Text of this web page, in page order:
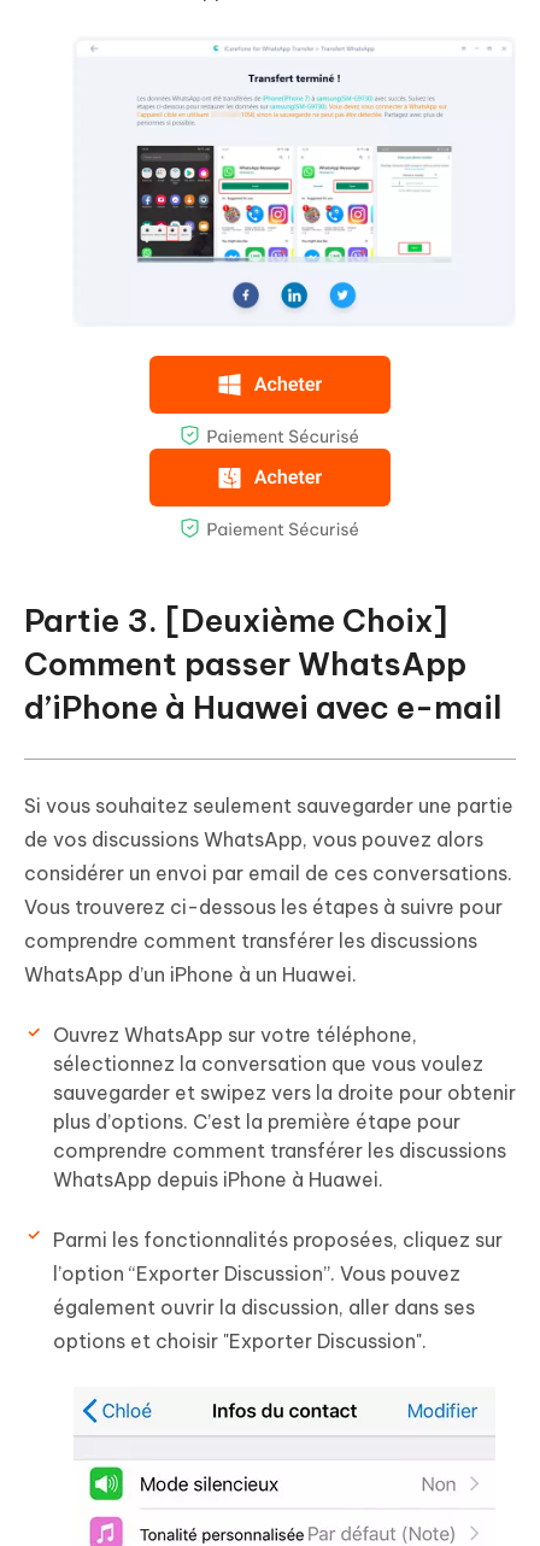
Partie 3. [Deuxième Choix]
Comment passer WhatsApp
d’iPhone à Huawei avec e-mail
Si vous souhaitez seulement sauvegarder une partie
de vos discussions WhatsApp, vous pouvez alors
considérer un envoi par email de ces conversations.
Vous trouverez ci-dessous les étapes à suivre pour
comprendre comment transférer les discussions
WhatsApp d’un iPhone à un Huawei.
Ouvrez WhatsApp sur votre téléphone,
sélectionnez la conversation que vous voulez
sauvegarder et swipez vers la droite pour obtenir
plus d’options. C’est la première étape pour
comprendre comment transférer les discussions
WhatsApp depuis iPhone à Huawei.
Parmi les fonctionnalités proposées, cliquez sur
l’option “Exporter Discussion”. Vous pouvez
également ouvrir la discussion, aller dans ses
options et choisir "Exporter Discussion".